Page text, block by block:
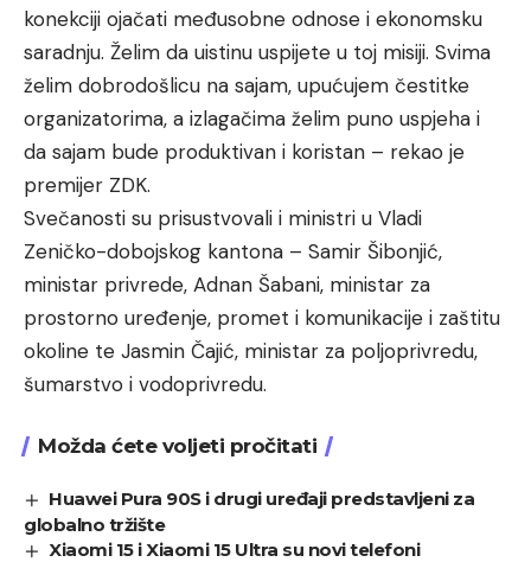
konekciji ojačati međusobne odnose i ekonomsku
saradnju. Želim da uistinu uspijete u toj misiji. Svima
želim dobrodošlicu na sajam, upućujem čestitke
organizatorima, a izlagačima želim puno uspjeha i
da sajam bude produktivan i koristan – rekao je
premijer ZDK.
Svečanosti su prisustvovali i ministri u Vladi
Zeničko-dobojskog kantona – Samir Šibonjić,
ministar privrede, Adnan Šabani, ministar za
prostorno uređenje, promet i komunikacije i zaštitu
okoline te Jasmin Čajić, ministar za poljoprivredu,
šumarstvo i vodoprivredu.
Možda ćete voljeti pročitati
Huawei Pura 90S i drugi uređaji predstavljeni za
globalno tržište
Xiaomi 15 i Xiaomi 15 Ultra su novi telefoni